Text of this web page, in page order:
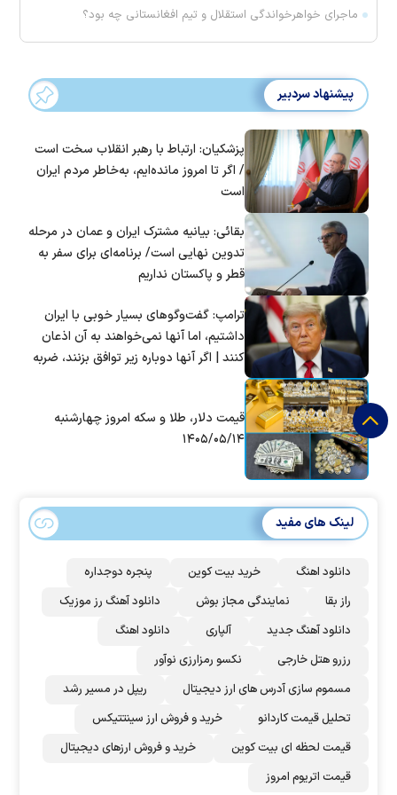
ماجرای خواهرخواندگی استقلال و تیم افغانستانی چه بود؟
پیشنهاد سردبیر
پزشکیان: ارتباط با رهبر انقلاب سخت است
/ اگر تا امروز مانده‌ایم، به‌خاطر مردم ایران
است
بقائی: بیانیه مشترک ایران و عمان در مرحله
تدوین نهایی است/ برنامه‌ای برای سفر به
قطر و پاکستان نداریم
ترامپ: گفت‌و‌گو‌های بسیار خوبی با ایران
داشتیم، اما آنها نمی‌خواهند به آن اذعان
کنند | اگر آنها دوباره زیر توافق بزنند، ضربه
قیمت دلار، طلا و سکه امروز چهارشنبه
۱۴۰۵/۰۵/۱۴
لینک های مفید
دانلود اهنگ خرید بیت کوین
پنجره دوجداره
راز بقا
نمایندگی مجاز بوش
دانلود آهنگ رز‌ موزیک
دانلود آهنگ جدید
آلپاری
دانلود اهنگ
رزرو هتل خارجی
نکسو رمزارزی نوآور
مسموم سازی آدرس های ارز دیجیتال
ریپل در مسیر رشد
تحلیل قیمت کاردانو
خرید و فروش ارز سینتتیکس
قیمت لحظه ای بیت کوین
خرید و فروش ارزهای دیجیتال
قیمت اتریوم امروز